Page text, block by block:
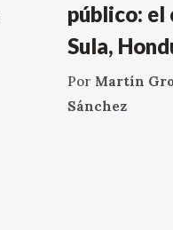
público: el
Sula,
Por Martín
Sánchez